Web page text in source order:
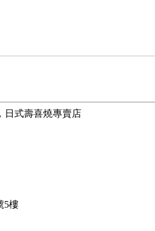
日式壽喜燒專賣店
5樓